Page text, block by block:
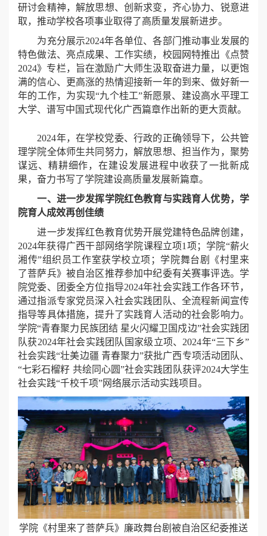
研讨会精神，解放思想、创新求变，齐心协力、锐意进
取，推动学校各项事业取得了高质量发展新进步。
为充分展示2024年各单位、各部门推动事业发展的
特色做法、亮点成果、工作实绩，校园网特推出《点赞
2024》专栏，旨在激励广大师生汲取奋进力量，以更饱
满的信心、更高涨的热情迎接新一年的到来、做好新一
年的工作，为实现“九个桂工”新愿景、建设高水平理工
大学、谱写中国式现代化广西篇章作出新的更大贡献。
2024年，在学校党委、行政的正确领导下，公共管
理学院全体师生共同努力，解放思想、担当作为，聚势
谋远、精耕细作，在建设发展进程中收获了一批新成
果， 奋力书写了学院建设高质量发展新篇章。
一、进一步发挥学院红色教育与实践育人优势，学
院育人成效再创佳绩
进一步发挥红色教育优势开展党建特色品牌创建，
2024年获得广西干部网络学院课程立项1项；学院“薪火
湘传”组织员工作室获学校立项；学院舞台剧《村里来
了菩萨兵》被自治区推荐参加中纪委有关赛事评选。学
院党委、团委全方位指导2024年社会实践工作各环节，
通过指派专家党员深入社会实践团队、全流程新闻宣传
指导等具体措施，提升了实践育人活动的社会影响力。
学院“青春聚力民族团结 星火闪耀卫国戍边”社会实践团
队获2024年社会实践团队国家级立项、2024年“三下乡”
社会实践“壮美边疆 青春聚力”获批广西专项活动团队、
“七彩石榴籽 共绘同心圆”社会实践团队获评2024大学生
社会实践“千校千项”网络展示活动实践项目。
学院《村里来了菩萨兵》廉政舞台剧被自治区纪委推送